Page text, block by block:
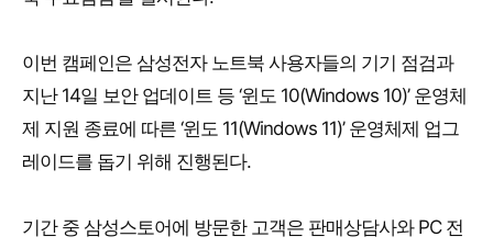
이번 캠페인은 삼성전자 노트북 사용자들의 기기 점검과
지난 14일 보안 업데이트 등 ‘윈도 10(Windows 10)’ 운영체
제 지원 종료에 따른 ‘윈도 11(Windows 11)’ 운영체제 업그
레이드를 돕기 위해 진행된다.
기간 중 삼성스토어에 방문한 고객은 판매상담사와 PC 전